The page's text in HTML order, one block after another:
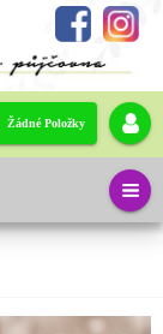
Žádné Položky